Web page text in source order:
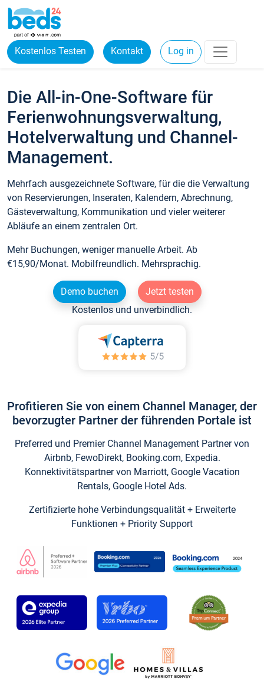
Kostenlos Testen Kontakt Log in
Die All-in-One-Software für
Ferienwohnungsverwaltung,
Hotelverwaltung und Channel-
Management.
Mehrfach ausgezeichnete Software, für die die Verwaltung
von Reservierungen, Inseraten, Kalendern, Abrechnung,
Gästeverwaltung, Kommunikation und vieler weiterer
Abläufe an einem zentralen Ort.
Mehr Buchungen, weniger manuelle Arbeit. Ab
€15,90/Monat. Mobilfreundlich. Mehrsprachig.
Demo buchen
Jetzt testen
Kostenlos und unverbindlich.
Profitieren Sie von einem Channel Manager, der
bevorzugter Partner der führenden Portale ist
Preferred und Premier Channel Management Partner von
Airbnb, FewoDirekt, Booking.com, Expedia.
Konnektivitätspartner von Marriott, Google Vacation
Rentals, Google Hotel Ads.
Zertifizierte hohe Verbindungsqualität + Erweiterte
Funktionen + Priority Support